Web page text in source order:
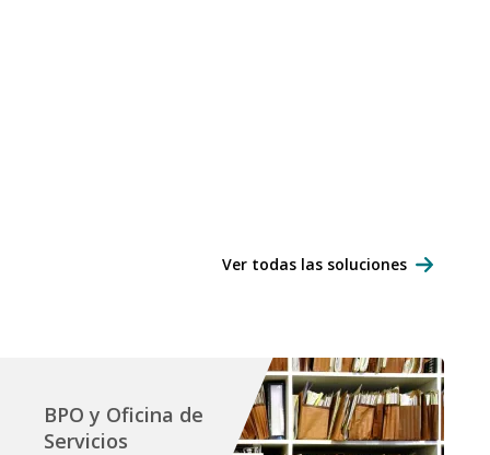
Ver todas las soluciones
BPO y Oficina de
Servicios